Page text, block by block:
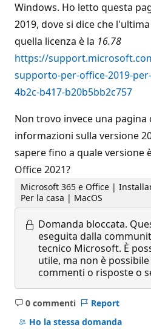
Windows. Ho letto questa
2019, dove si dice che
quella licenza è la 16.78
https://
supporto-per-office-2019-
4b2c-b417-b20b5bb2c757
Non trovo invece una pagina
informazioni sulla versione
sapere fino a quale versione
Office 2021?
Microsoft 365 e Office |
Per la casa | MacOS
Domanda bloccata.
eseguita dalla
tecnico Microsoft. È
utile, ma non è
commenti o risposte o
0 commenti
Nessun
commento
Report
Ho la stessa domanda